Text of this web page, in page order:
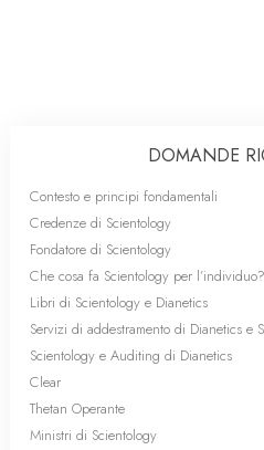
DOMANDE
Contesto e principi fondamentali
Credenze di Scientology
Fondatore di Scientology
Che cosa fa Scientology per l’individuo?
Libri di Scientology e Dianetics
Servizi di addestramento di Dianetics e
Scientology e Auditing di Dianetics
Clear
Thetan Operante
Ministri di Scientology